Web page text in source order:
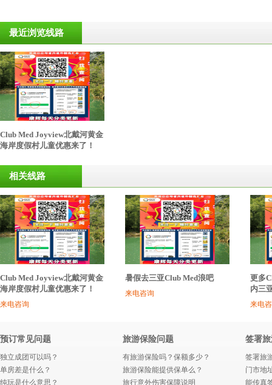
最近浏览线路
Club Med Joyview北戴河黄金
海岸度假村儿童优惠来了！
相关线路
Club Med Joyview北戴河黄金
海岸度假村儿童优惠来了！
来电咨询
暑假去三亚Club Med浪吧
来电咨询
更多
内三
来电
预订常见问题
独立成团可以吗？
单房差是什么？
纯玩是什么意思？
旅游保险问题
有旅游保险吗？保额多少？
旅游保险能提供保单么？
旅行意外伤害保障说明
签署
签署旅
门市地
能传真